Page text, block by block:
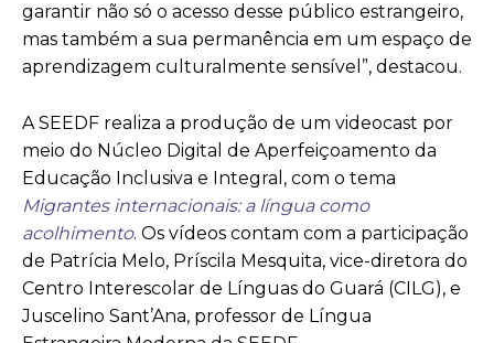
garantir não só o acesso desse público estrangeiro,
mas também a sua permanência em um espaço de
aprendizagem culturalmente sensível”, destacou.
A SEEDF realiza a produção de um videocast por
meio do Núcleo Digital de Aperfeiçoamento da
Educação Inclusiva e Integral, com o tema
Migrantes internacionais: a língua como
acolhimento. Os vídeos contam com a participação
de Patrícia Melo, Príscila Mesquita, vice-diretora do
Centro Interescolar de Línguas do Guará (CILG), e
Juscelino Sant’Ana, professor de Língua